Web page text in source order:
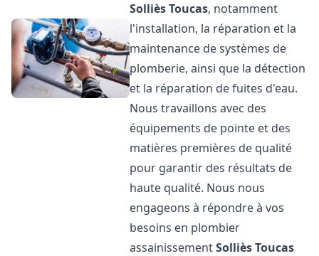
Solliès Toucas, notamment
l'installation, la réparation et la
maintenance de systèmes de
plomberie, ainsi que la détection
et la réparation de fuites d'eau.
Nous travaillons avec des
équipements de pointe et des
matières premières de qualité
pour garantir des résultats de
haute qualité. Nous nous
engageons à répondre à vos
besoins en plombier
assainissementSolliès Toucas